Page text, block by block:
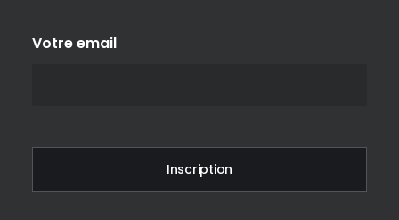
Votre email